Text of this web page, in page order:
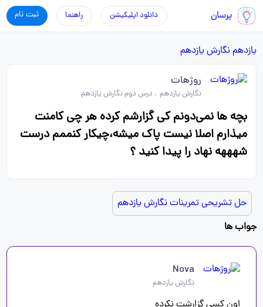
پرسان ثبت نام راهنما دانلود اپلیکیشن
یازدهم نگارش یازدهم
روژهات
نگارش یازدهم . درس دوم نگارش یازدهم
بچه ها نمی‌دونم کی گزارشم کرده هر چی کامنت
میذارم اصلا نیست پاک میشه،چیکار کنممم درست
شهههه نهاد را پیدا کنید ؟
حل تشریحی تمرینات نگارش یازدهم
جواب ها
Nova
نگارش یازدهم